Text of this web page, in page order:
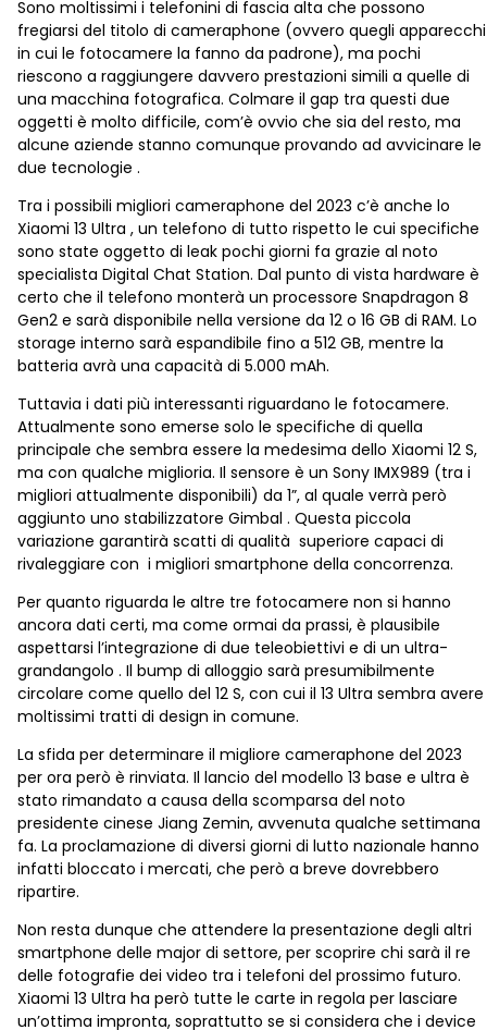
Sono moltissimi i telefonini di fascia alta che possono
fregiarsi del titolo di cameraphone (ovvero quegli apparecchi
in cui le fotocamere la fanno da padrone), ma pochi
riescono a raggiungere davvero prestazioni simili a quelle di
una macchina fotografica. Colmare il gap tra questi due
oggetti è molto difficile, com’è ovvio che sia del resto, ma
alcune aziende stanno comunque provando ad avvicinare le
due tecnologie .
Tra i possibili migliori cameraphone del 2023 c’è anche lo
Xiaomi 13 Ultra , un telefono di tutto rispetto le cui specifiche
sono state oggetto di leak pochi giorni fa grazie al noto
specialista Digital Chat Station. Dal punto di vista hardware è
certo che il telefono monterà un processore Snapdragon 8
Gen2 e sarà disponibile nella versione da 12 o 16 GB di RAM. Lo
storage interno sarà espandibile fino a 512 GB, mentre la
batteria avrà una capacità di 5.000 mAh.
Tuttavia i dati più interessanti riguardano le fotocamere.
Attualmente sono emerse solo le specifiche di quella
principale che sembra essere la medesima dello Xiaomi 12 S,
ma con qualche miglioria. Il sensore è un Sony IMX989 (tra i
migliori attualmente disponibili) da 1”, al quale verrà però
aggiunto uno stabilizzatore Gimbal . Questa piccola
variazione garantirà scatti di qualità superiore capaci di
rivaleggiare con i migliori smartphone della concorrenza.
Per quanto riguarda le altre tre fotocamere non si hanno
ancora dati certi, ma come ormai da prassi, è plausibile
aspettarsi l’integrazione di due teleobiettivi e di un ultra-
grandangolo . Il bump di alloggio sarà presumibilmente
circolare come quello del 12 S, con cui il 13 Ultra sembra avere
moltissimi tratti di design in comune.
La sfida per determinare il migliore cameraphone del 2023
per ora però è rinviata. Il lancio del modello 13 base e ultra è
stato rimandato a causa della scomparsa del noto
presidente cinese Jiang Zemin, avvenuta qualche settimana
fa. La proclamazione di diversi giorni di lutto nazionale hanno
infatti bloccato i mercati, che però a breve dovrebbero
ripartire.
Non resta dunque che attendere la presentazione degli altri
smartphone delle major di settore, per scoprire chi sarà il re
delle fotografie dei video tra i telefoni del prossimo futuro.
Xiaomi 13 Ultra ha però tutte le carte in regola per lasciare
un’ottima impronta, soprattutto se si considera che i device